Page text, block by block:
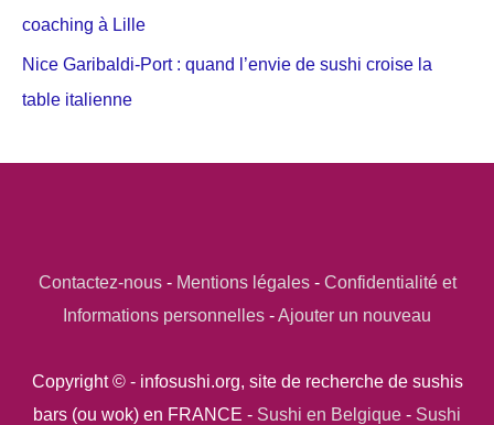
coaching à Lille
Nice Garibaldi-Port : quand l’envie de sushi croise la
table italienne
Contactez-nous- Mentions légales- Confidentialité et
Informations personnelles -Ajouter un nouveau
Copyright © - infosushi.org, site de recherche de sushis
bars (ou wok) en FRANCE - Sushi en Belgique - Sushi